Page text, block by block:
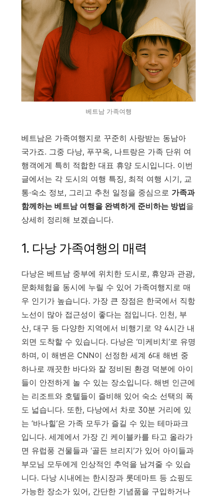
베트남 가족여행
베트남은 가족여행지로 꾸준히 사랑받는 동남아
국가죠. 그중 다낭, 푸꾸옥, 나트랑은 가족 단위 여
행객에게 특히 적합한 대표 휴양 도시입니다. 이번
글에서는 각 도시의 여행 특징, 최적 여행 시기, 교
통·숙소 정보, 그리고 추천 일정을 중심으로 가족과
함께하는 베트남 여행을 완벽하게 준비하는 방법을
상세히 정리해 보겠습니다.
1. 다낭 가족여행의 매력
다낭은 베트남 중부에 위치한 도시로, 휴양과 관광,
문화체험을 동시에 누릴 수 있어 가족여행지로 매
우 인기가 높습니다. 가장 큰 장점은 한국에서 직항
노선이 많아 접근성이 좋다는 점입니다. 인천, 부
산, 대구 등 다양한 지역에서 비행기로 약 4시간 내
외면 도착할 수 있습니다. 다낭은 ‘미케비치’로 유명
하며, 이 해변은 CNN이 선정한 세계 6대 해변 중
하나로 깨끗한 바다와 잘 정비된 환경 덕분에 아이
들이 안전하게 놀 수 있는 장소입니다. 해변 인근에
는 리조트와 호텔들이 즐비해 있어 숙소 선택의 폭
도 넓습니다. 또한, 다낭에서 차로 30분 거리에 있
는 ‘바나힐’은 가족 모두가 즐길 수 있는 테마파크
입니다. 세계에서 가장 긴 케이블카를 타고 올라가
면 유럽풍 건물들과 ‘골든 브리지’가 있어 아이들과
부모님 모두에게 인상적인 추억을 남겨줄 수 있습
니다. 다낭 시내에는 한시장과 롯데마트 등 쇼핑도
가능한 장소가 있어, 간단한 기념품을 구입하거나